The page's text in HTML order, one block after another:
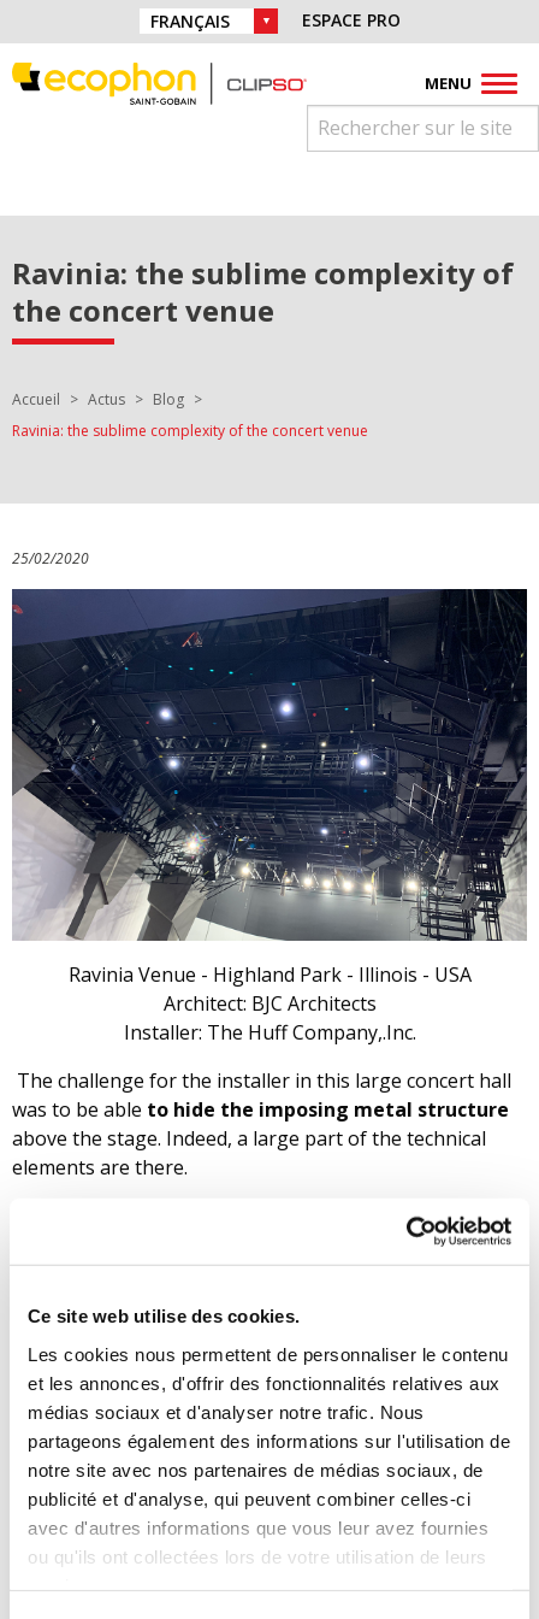
Ce site web utilise des cookies.
Les cookies nous permettent de personnaliser le contenu
et les annonces, d'offrir des fonctionnalités relatives aux
médias sociaux et d'analyser notre trafic. Nous
partageons également des informations sur l'utilisation de
notre site avec nos partenaires de médias sociaux, de
publicité et d'analyse, qui peuvent combiner celles-ci
avec d'autres informations que vous leur avez fournies
ou qu'ils ont collectées lors de votre utilisation de leurs
Aller directement à la navigation
Aller directement au contenu
Retrouvez nous sur :
FacebookInstagram
YoutubePinterestLinkedin
CHOIX DE LA LANGUE :ESPACE PRO
MENU
Ravinia: the sublime complexity of
the concert venue
Vous êtes ici :
Accueil Actus
Blog
Ravinia: the sublime complexity of the concert venue
25/02/2020
Ravinia Venue - Highland Park - Illinois - USA
Architect: BJC Architects
Installer: The Huff Company,.Inc.
The challenge for the installer in this large concert hall
was to be able to hide the imposing metal structure
above the stage. Indeed, a large part of the technical
elements are there.
It therefore needed a light, discreet covering that would
. This acoustic
frames for the 3D effect, fully satisfied the customer.
Retour
NOS DERNIÈRES ACTUALITÉS